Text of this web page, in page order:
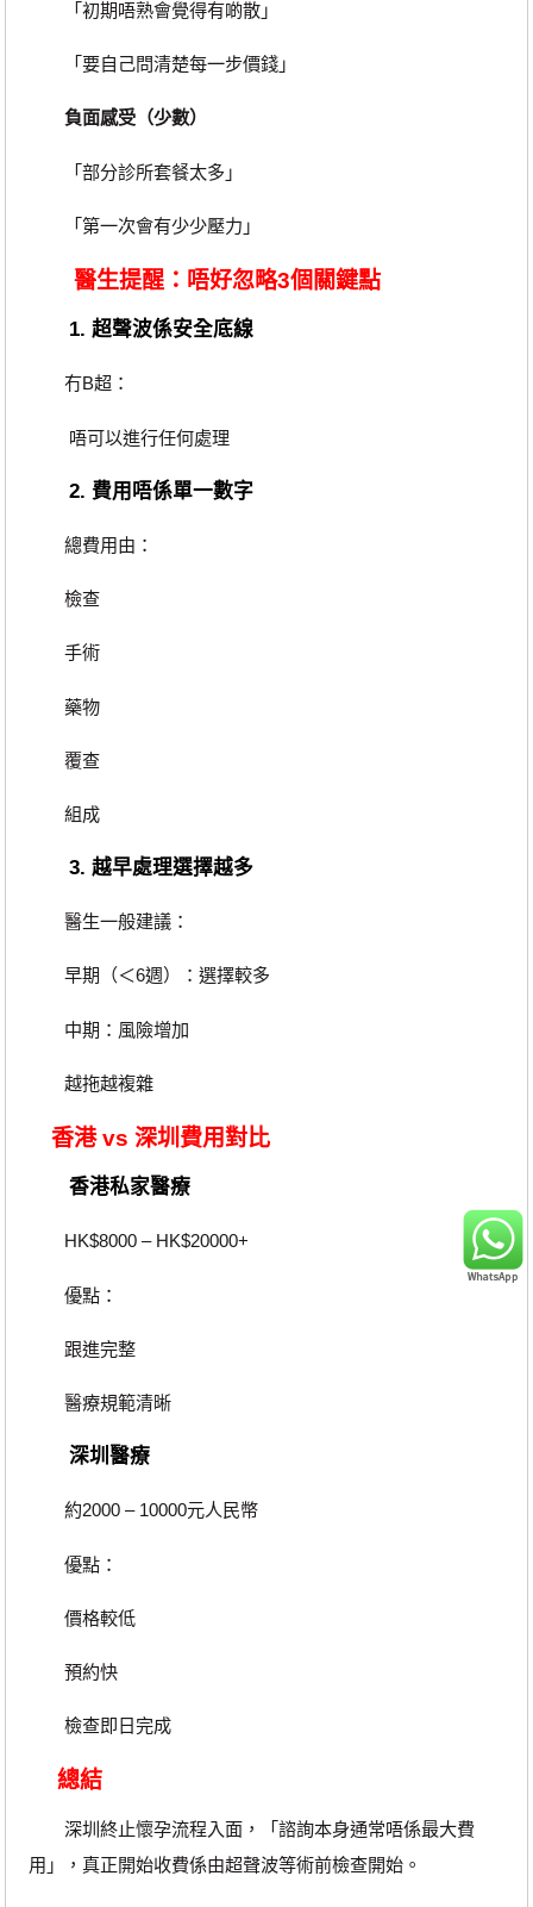
「初期唔熟會覺得有啲散」
「要自己問清楚每一步價錢」
負面感受（少數）
「部分診所套餐太多」
「第一次會有少少壓力」
醫生提醒：唔好忽略3個關鍵點
1. 超聲波係安全底線
冇B超：
唔可以進行任何處理
2. 費用唔係單一數字
總費用由：
檢查
手術
藥物
覆查
組成
3. 越早處理選擇越多
醫生一般建議：
早期（＜6週）：選擇較多
中期：風險增加
越拖越複雜
香港 vs 深圳費用對比
香港私家醫療
HK$8000 – HK$20000+
優點：
跟進完整
醫療規範清晰
深圳醫療
約2000 – 10000元人民幣
優點：
價格較低
預約快
檢查即日完成
總結
深圳終止懷孕流程入面，「諮詢本身通常唔係最大費
用」，真正開始收費係由超聲波等術前檢查開始。